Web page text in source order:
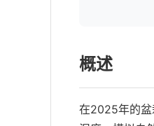
概述
在2025年的盆